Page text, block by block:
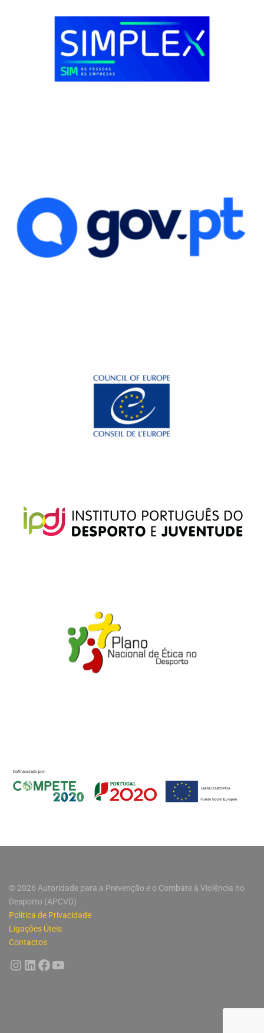
© 2026 Autoridade para a Prevenção e o Combate à Violência no
Desporto (APCVD)
Política de Privacidade
Ligações Úteis
Contactos